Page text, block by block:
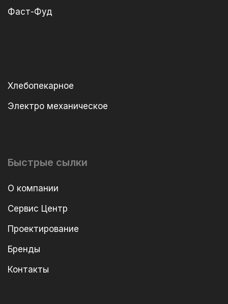
Фаст-Фуд
Хлебопекарное
Электро механическое
Быстрые сылки
О компании
Сервис Центр
Проектирование
Бренды
Контакты